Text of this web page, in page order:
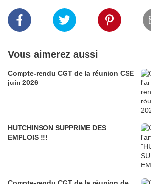
Vous aimerez aussi
Compte-rendu CGT de la réunion CSE
juin 2026
HUTCHINSON SUPPRIME DES
EMPLOIS !!!